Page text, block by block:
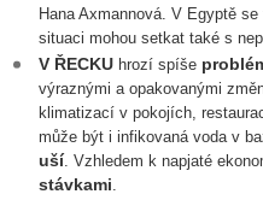
Hana Axmannová. V Egyptě
situaci mohou setkat také s
V ŘECKU hrozí spíše
výraznými a opakovanými
klimatizací v pokojích,
může být i infikovaná voda v
uší. Vzhledem k napjaté
stávkami.